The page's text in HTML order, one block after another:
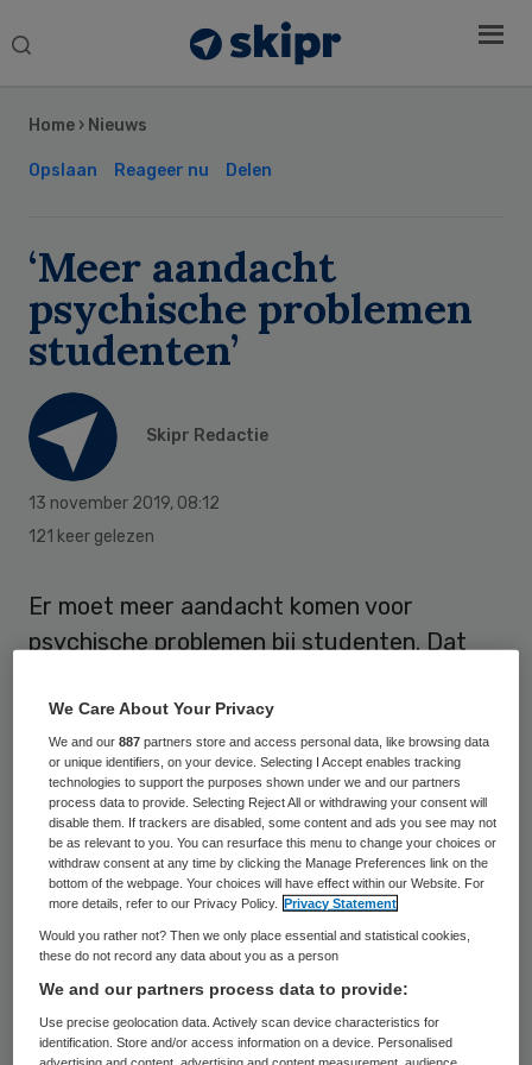
Search
Home › Nieuws
Opslaan Reageer nu Delen
‘Meer aandacht
psychische problemen
studenten’
Skipr Redactie
13 november 2019, 08:12
121 keer gelezen
Er moet meer aandacht komen voor
psychische problemen bij studenten. Dat
(ISO) in een rapport.
Al eerder kwamen geluiden dat veel
studenten kampen met stress en te hoge
druk tijdens hun studie. Het ISO heeft nu
de resultaten van achttien verschillende
onderzoeken naar studentenwelzijn van de
afgelopen vijf jaar geanalyseerd om beter
zicht te krijgen op de omvang van het
probleem. “De percentages van
problematische klachten zijn echt hoog.
Sidebar
We Care About Your Privacy
We and our887 partners store and access personal data, like browsing data
or unique identifiers, on your device. Selecting I Accept enables tracking
technologies to support the purposes shown under we and our partners
process data to provide. Selecting Reject All or withdrawing your consent will
disable them. If trackers are disabled, some content and ads you see may not
be as relevant to you. You can resurface this menu to change your choices or
withdraw consent at any time by clicking the Manage Preferences link on the
bottom of the webpage. Your choices will have effect within our Website. For
more details, refer to our Privacy Policy.
Privacy Statement
Would you rather not? Then we only place essential and statistical cookies,
these do not record any data about you as a person
We and our partners process data to provide:
Use precise geolocation data. Actively scan device characteristics for
identification. Store and/or access information on a device. Personalised